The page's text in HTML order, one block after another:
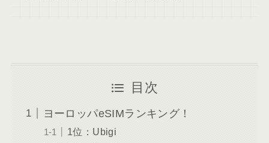
目次
ヨーロッパeSIMランキング！
1位：Ubigi